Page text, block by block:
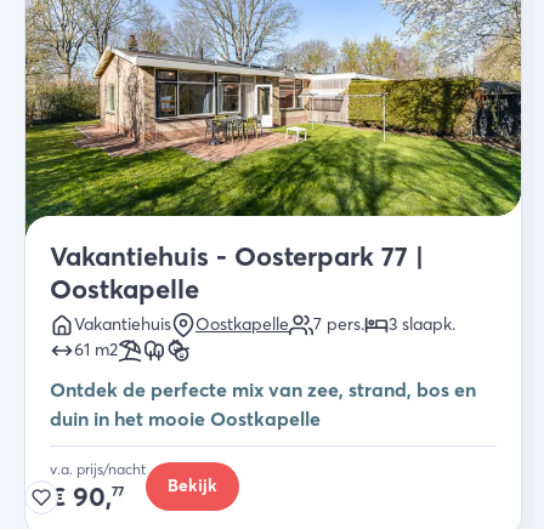
Vakantiehuis - Oosterpark 77 |
Oostkapelle
Vakantiehuis Oostkapelle 7 pers. 3 slaapk.
61 m2
Ontdek de perfecte mix van zee, strand, bos en
duin in het mooie Oostkapelle
v.a. prijs/nacht
€ 90,77 Bekijk